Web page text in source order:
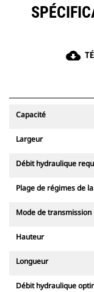
cloud_download
Capacité
Largeur
Débit hydraulique
Plage de régimes de
Mode de transmission
Hauteur
Longueur
Débit hydraulique